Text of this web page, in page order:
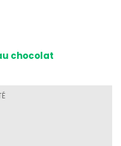
chocolat